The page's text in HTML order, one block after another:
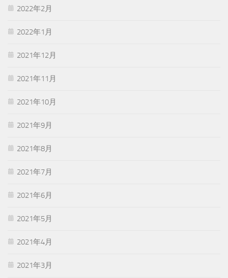
2022年2月
2022年1月
2021年12月
2021年11月
2021年10月
2021年9月
2021年8月
2021年7月
2021年6月
2021年5月
2021年4月
2021年3月